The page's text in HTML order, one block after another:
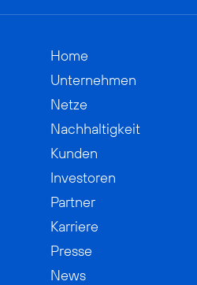
Home
Unternehmen
Netze
Nachhaltigkeit
Kunden
Investoren
Partner
Karriere
Presse
News